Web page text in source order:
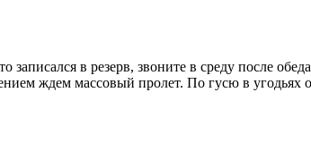
записался в резерв, звоните в среду после
ждем массовый пролет. По гусю в угодьях